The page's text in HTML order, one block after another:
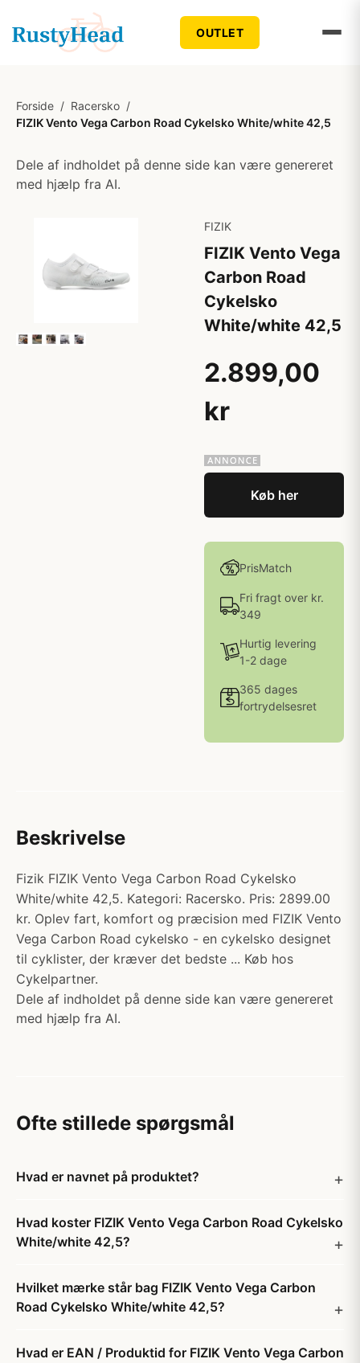
OUTLET
Forside / Racersko /
FIZIK Vento Vega Carbon Road Cykelsko White/white 42,5
Dele af indholdet på denne side kan være genereret
med hjælp fra AI.
FIZIK
FIZIK Vento Vega
Carbon Road
Cykelsko
White/white 42,5
2.899,00
kr
Køb her
PrisMatch
Fri fragt over kr.
349
Hurtig levering
1-2 dage
365 dages
fortrydelsesret
Beskrivelse
Fizik FIZIK Vento Vega Carbon Road Cykelsko
White/white 42,5. Kategori: Racersko. Pris: 2899.00
kr. Oplev fart, komfort og præcision med FIZIK Vento
Vega Carbon Road cykelsko - en cykelsko designet
til cyklister, der kræver det bedste ... Køb hos
Cykelpartner.
Dele af indholdet på denne side kan være genereret
med hjælp fra AI.
Ofte stillede spørgsmål
Hvad er navnet på produktet?
Hvad koster FIZIK Vento Vega Carbon Road Cykelsko
White/white 42,5?
Hvilket mærke står bag FIZIK Vento Vega Carbon
Road Cykelsko White/white 42,5?
Hvad er EAN / Produktid for FIZIK Vento Vega Carbon